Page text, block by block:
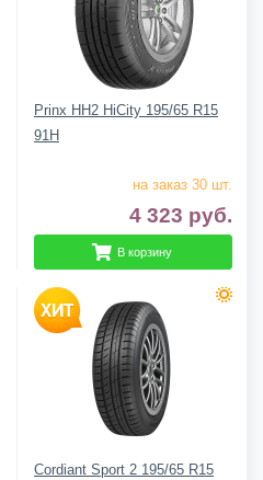
Prinx HH2 HiCity 195/65 R15
91H
на заказ 30 шт.
4 323 руб.
В корзину
Cordiant Sport 2 195/65 R15